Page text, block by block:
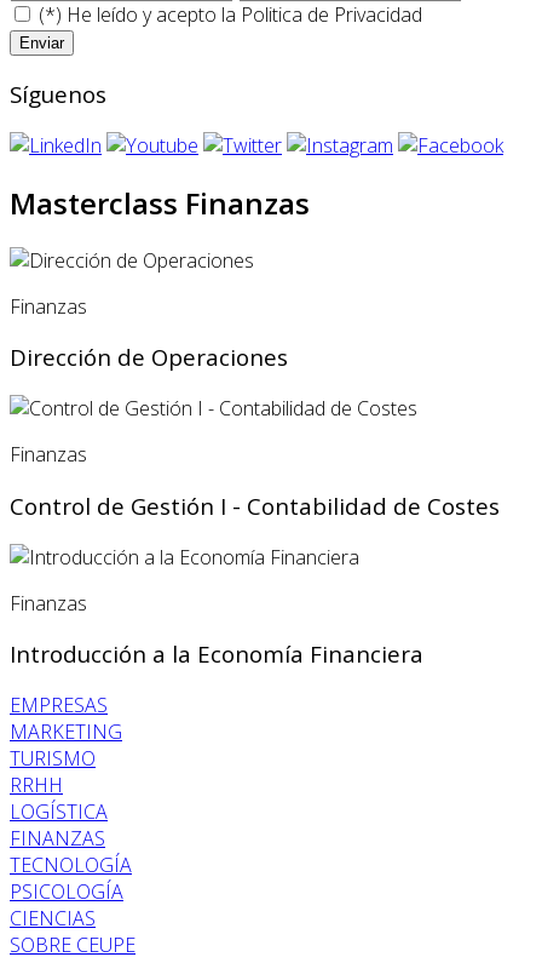
(*) He leído y acepto la Politica de Privacidad
Síguenos
Masterclass Finanzas
Finanzas
Dirección de Operaciones
Finanzas
Control de Gestión I - Contabilidad de Costes
Finanzas
Introducción a la Economía Financiera
EMPRESAS
MARKETING
TURISMO
RRHH
LOGÍSTICA
FINANZAS
TECNOLOGÍA
PSICOLOGÍA
CIENCIAS
SOBRE CEUPE